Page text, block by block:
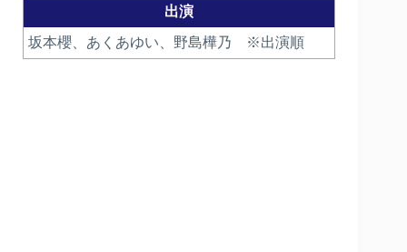
出演
坂本櫻、あくあゆい、野島樺乃 ※出演順